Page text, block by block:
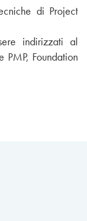
di Project
indirizzati al
PMP, Foundation